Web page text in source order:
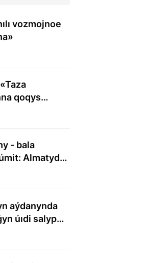
vozmojnoe
qoqys
- bala
Almatyda
aýdanynda
úıdi salyp